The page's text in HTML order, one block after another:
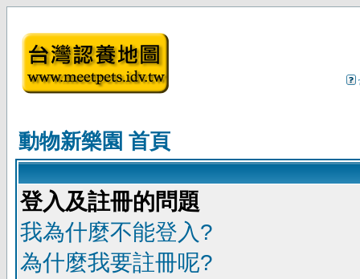
動物新樂園 首頁
登入及註冊的問題
我為什麼不能登入?
為什麼我要註冊呢?